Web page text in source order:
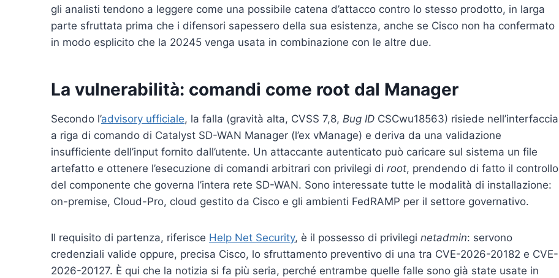
gli analisti tendono a leggere come una possibile catena d’attacco contro lo stesso prodotto, in larga
parte sfruttata prima che i difensori sapessero della sua esistenza, anche se Cisco non ha confermato
in modo esplicito che la 20245 venga usata in combinazione con le altre due.
La vulnerabilità: comandi come root dal Manager
Secondo l’advisory ufficiale, la falla (gravità alta, CVSS 7,8, Bug ID CSCwu18563) risiede nell’interfaccia
a riga di comando di Catalyst SD-WAN Manager (l’ex vManage) e deriva da una validazione
insufficiente dell’input fornito dall’utente. Un attaccante autenticato può caricare sul sistema un file
artefatto e ottenere l’esecuzione di comandi arbitrari con privilegi di root, prendendo di fatto il controllo
del componente che governa l’intera rete SD-WAN. Sono interessate tutte le modalità di installazione:
on-premise, Cloud-Pro, cloud gestito da Cisco e gli ambienti FedRAMP per il settore governativo.
Il requisito di partenza, riferisce Help Net Security, è il possesso di privilegi netadmin: servono
credenziali valide oppure, precisa Cisco, lo sfruttamento preventivo di una tra CVE-2026-20182 e CVE-
2026-20127. È qui che la notizia si fa più seria, perché entrambe quelle falle sono già state usate in